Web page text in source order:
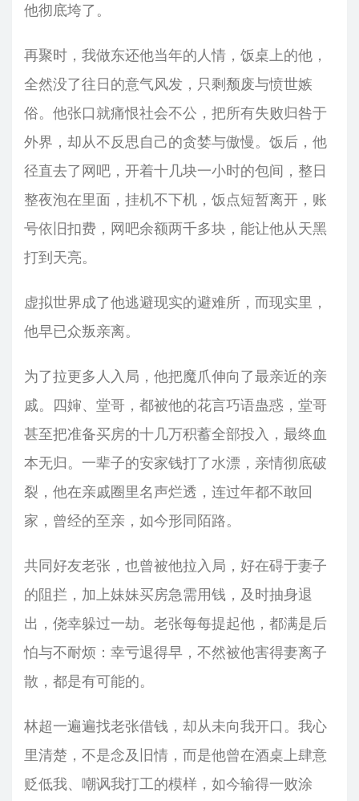
他彻底垮了。
再聚时，我做东还他当年的人情，饭桌上的他，
全然没了往日的意气风发，只剩颓废与愤世嫉
俗。他张口就痛恨社会不公，把所有失败归咎于
外界，却从不反思自己的贪婪与傲慢。饭后，他
径直去了网吧，开着十几块一小时的包间，整日
整夜泡在里面，挂机不下机，饭点短暂离开，账
号依旧扣费，网吧余额两千多块，能让他从天黑
打到天亮。
虚拟世界成了他逃避现实的避难所，而现实里，
他早已众叛亲离。
为了拉更多人入局，他把魔爪伸向了最亲近的亲
戚。四婶、堂哥，都被他的花言巧语蛊惑，堂哥
甚至把准备买房的十几万积蓄全部投入，最终血
本无归。一辈子的安家钱打了水漂，亲情彻底破
裂，他在亲戚圈里名声烂透，连过年都不敢回
家，曾经的至亲，如今形同陌路。
共同好友老张，也曾被他拉入局，好在碍于妻子
的阻拦，加上妹妹买房急需用钱，及时抽身退
出，侥幸躲过一劫。老张每每提起他，都满是后
怕与不耐烦：幸亏退得早，不然被他害得妻离子
散，都是有可能的。
林超一遍遍找老张借钱，却从未向我开口。我心
里清楚，不是念及旧情，而是他曾在酒桌上肆意
贬低我、嘲讽我打工的模样，如今输得一败涂